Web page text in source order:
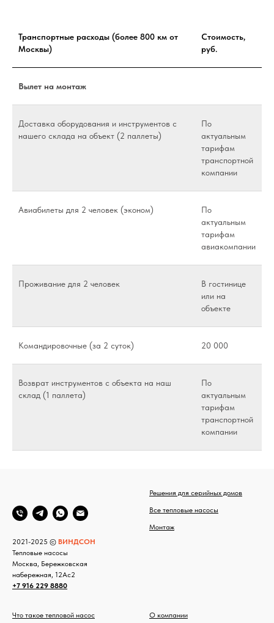
Транспортные расходы (более 800 км от
Москвы)
Стоимость,
руб.
Вылет на монтаж
Доставка оборудования и инструментов с
нашего склада на объект (2 паллеты)
По
актуальным
тарифам
транспортной
компании
Авиабилеты для 2 человек (эконом)
По
актуальным
тарифам
авиакомпании
Проживание для 2 человек
В гостинице
или на
объекте
Командировочные (за 2 суток) 20 000
Возврат инструментов с объекта на наш
склад (1 паллета)
По
актуальным
тарифам
транспортной
компании
2021-2025 © ВИНДСОН
Тепловые насосы
Москва, Бережковская
набережная, 12Ас2
+7 916 229 8880
Решения для серийных домов
Все тепловые насосы
Монтаж
Что такое тепловой насос О компании